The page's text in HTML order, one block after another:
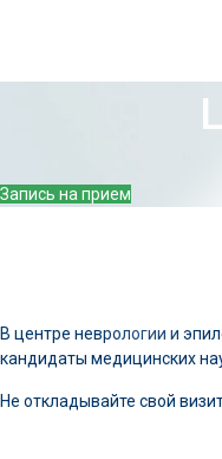
Запись на прием
В центре неврологии и
кандидаты медицинских
Не откладывайте свой